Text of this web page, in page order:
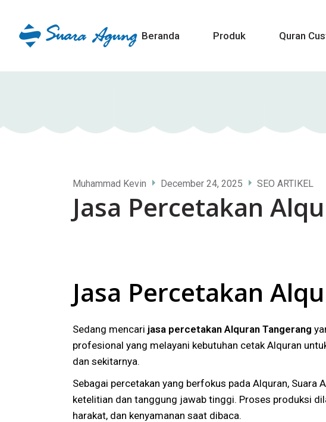
Beranda Produk Quran
Muhammad Kevin December 24, 2025 SEO ARTIKEL
Jasa Percetakan
Jasa Percetakan
Sedang mencari jasa percetakan Alquran Tangerang
profesional yang melayani kebutuhan cetak Alquran
dan sekitarnya.
Sebagai percetakan yang berfokus pada Alquran,
ketelitian dan tanggung jawab tinggi. Proses produksi
harakat, dan kenyamanan saat dibaca.